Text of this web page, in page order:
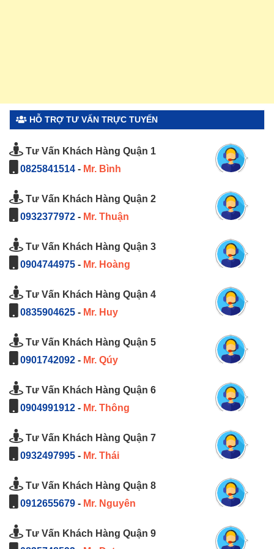
HỖ TRỢ TƯ VẤN TRỰC TUYẾN
Tư Vấn Khách Hàng Quận 1
0825841514 - Mr. Bình
Tư Vấn Khách Hàng Quận 2
0932377972 - Mr. Thuận
Tư Vấn Khách Hàng Quận 3
0904744975 - Mr. Hoàng
Tư Vấn Khách Hàng Quận 4
0835904625 - Mr. Huy
Tư Vấn Khách Hàng Quận 5
0901742092 - Mr. Qúy
Tư Vấn Khách Hàng Quận 6
0904991912 - Mr. Thông
Tư Vấn Khách Hàng Quận 7
0932497995 - Mr. Thái
Tư Vấn Khách Hàng Quận 8
0912655679 - Mr. Nguyên
Tư Vấn Khách Hàng Quận 9